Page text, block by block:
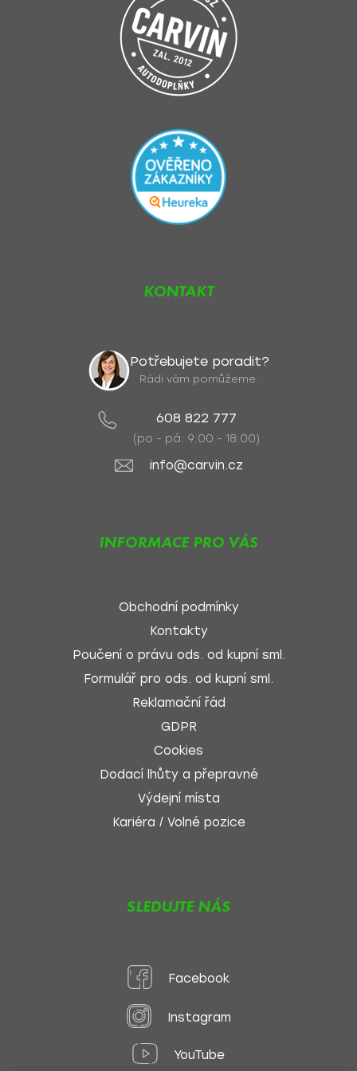
KONTAKT
Potřebujete poradit?
Rádi vám pomůžeme.
608 822 777
(po - pá: 9:00 - 18:00)
info@carvin.cz
INFORMACE PRO VÁS
Obchodní podmínky
Kontakty
Poučení o právu ods. od kupní sml.
Formulář pro ods. od kupní sml.
Reklamační řád
GDPR
Cookies
Dodací lhůty a přepravné
Výdejní místa
Kariéra / Volné pozice
SLEDUJTE NÁS
Facebook
Instagram
YouTube